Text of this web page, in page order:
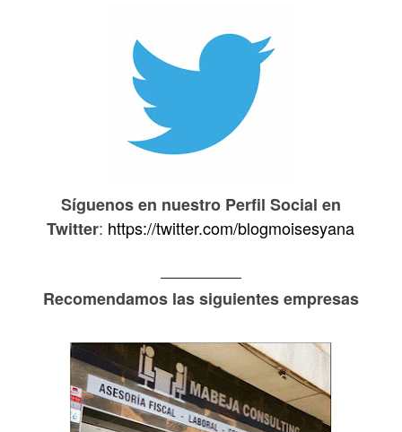
Síguenos en nuestro Perfil Social en
Twitter: https://twitter.com/blogmoisesyana
—————
Recomendamos las siguientes empresas